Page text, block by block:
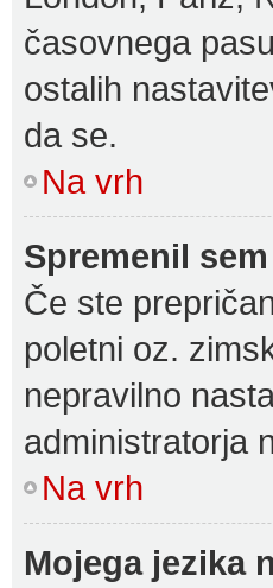
časovnega
ostalih
da se.
Na vrh
Spremenil
Če ste
poletni oz.
nepravilno
administratorja
Na vrh
Mojega jezika